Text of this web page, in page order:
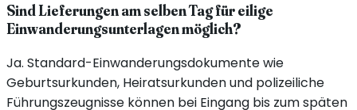
Sind Lieferungen am selben Tag für eilige
Einwanderungsunterlagen möglich?
Ja. Standard-Einwanderungsdokumente wie
Geburtsurkunden, Heiratsurkunden und polizeiliche
Führungszeugnisse können bei Eingang bis zum späten